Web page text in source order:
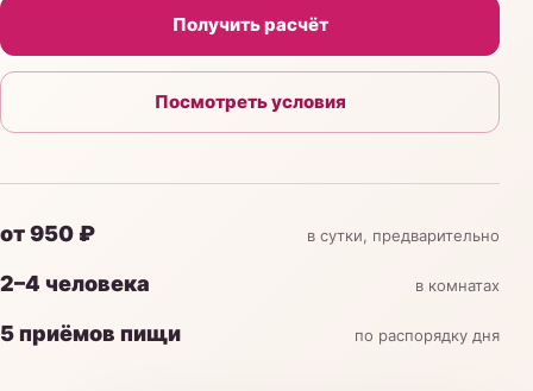
Получить расчёт
Посмотреть условия
от 950 ₽ в сутки, предварительно
2–4 человека в комнатах
5 приёмов пищи по распорядку дня